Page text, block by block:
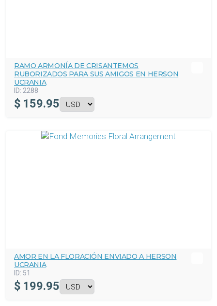
RAMO ARMONÍA DE CRISANTEMOS
RUBORIZADOS PARA SUS AMIGOS EN HERSON
UCRANIA
ID: 2288
$ 159.95
AMOR EN LA FLORACIÓN ENVIADO A HERSON
UCRANIA
ID: 51
$ 199.95